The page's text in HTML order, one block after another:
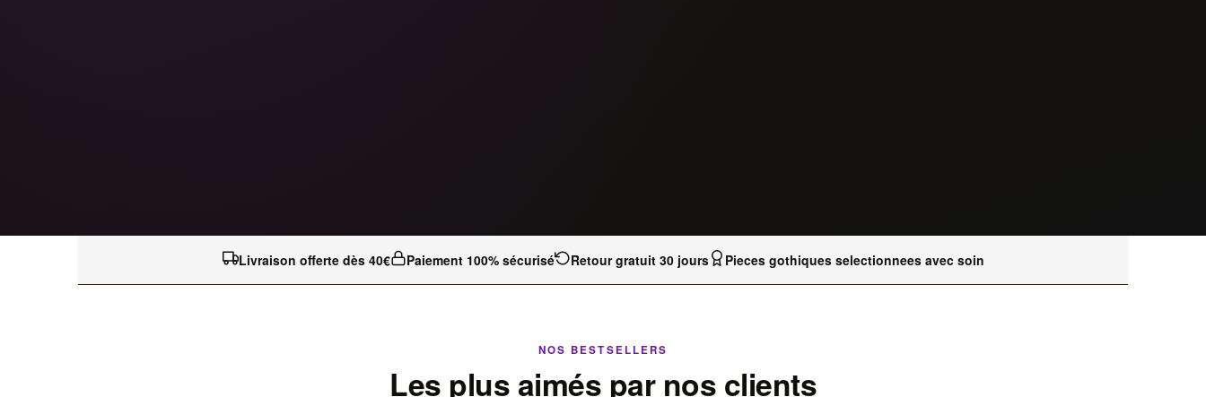
Livraison offerte dès 40€ Paiement 100% sécurisé Retour gratuit 30 jours Pieces gothiques selectionnees avec soin
NOS BESTSELLERS
Les plus aimés par nos clients